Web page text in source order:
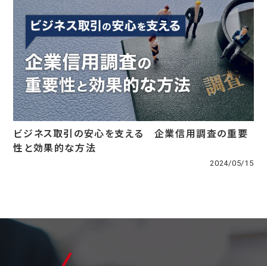
ビジネス取引の安心を支える 企業信用調査の重要
性と効果的な方法
2024/05/15